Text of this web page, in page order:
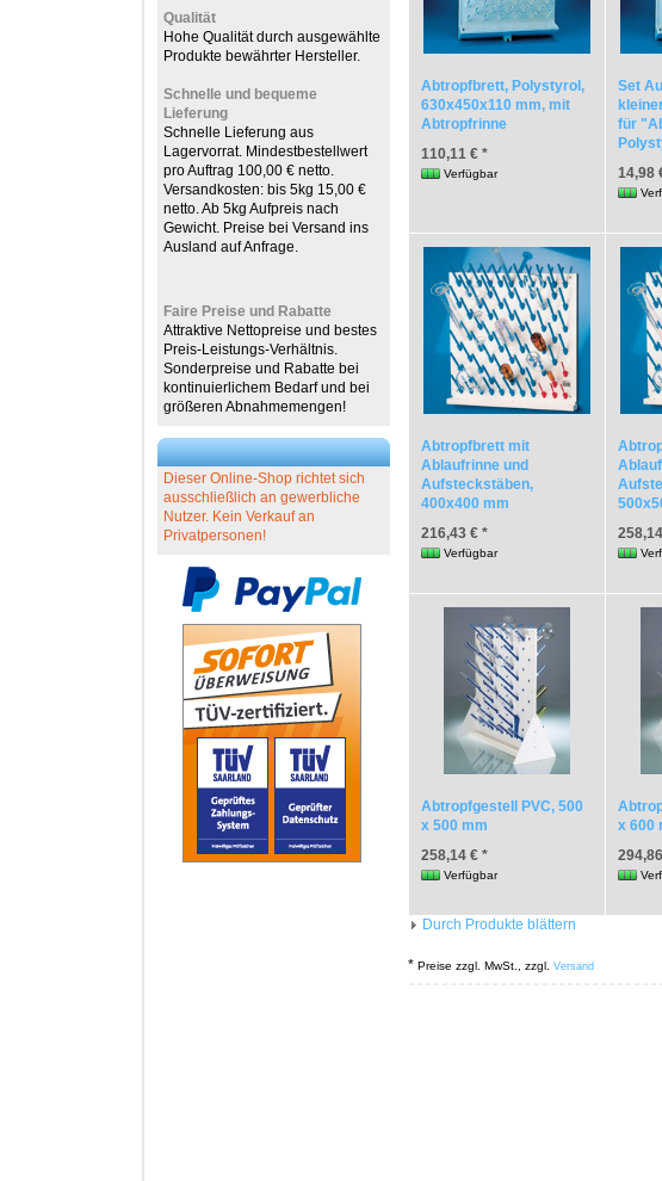
Qualität
Hohe Qualität durch ausgewählte
Produkte bewährter Hersteller.
Schnelle und bequeme
Lieferung
Schnelle Lieferung aus
Lagervorrat. Mindestbestellwert
pro Auftrag 100,00 € netto.
Versandkosten: bis 5kg 15,00 €
netto. Ab 5kg Aufpreis nach
Gewicht. Preise bei Versand ins
Ausland auf Anfrage.
Faire Preise und Rabatte
Attraktive Nettopreise und bestes
Preis-Leistungs-Verhältnis.
Sonderpreise und Rabatte bei
kontinuierlichem Bedarf und bei
größeren Abnahmemengen!
Dieser Online-Shop richtet sich
ausschließlich an gewerbliche
Nutzer. Kein Verkauf an
Privatpersonen!
Abtropfbrett, Polystyrol,
630x450x110 mm, mit
Abtropfrinne
110,11 € *
Verfügbar
Set
für
14,98
Abtropfbrett mit
Ablaufrinne und
Aufsteckstäben,
400x400 mm
216,43 € *
Verfügbar
Abtropfgestell PVC, 500
x 500 mm
258,14 € *
Verfügbar
x 600
Durch Produkte blättern
* Preise zzgl. MwSt., zzgl. Versand